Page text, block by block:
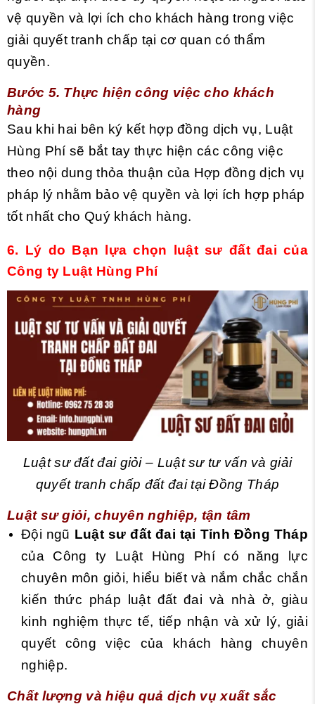
vệ quyền và lợi ích cho khách hàng trong việc
giải quyết tranh chấp tại cơ quan có thẩm
quyền.
Bước 5. Thực hiện công việc cho khách
hàng
Sau khi hai bên ký kết hợp đồng dịch vụ, Luật
Hùng Phí sẽ bắt tay thực hiện các công việc
theo nội dung thỏa thuận của Hợp đồng dịch vụ
pháp lý nhằm bảo vệ quyền và lợi ích hợp pháp
tốt nhất cho Quý khách hàng.
6. Lý do Bạn lựa chọn luật sư đất đai của
Công ty Luật Hùng Phí
Luật sư đất đai giỏi – Luật sư tư vấn và giải
quyết tranh chấp đất đai tại Đồng Tháp
Luật sư giỏi, chuyên nghiệp, tận tâm
Đội ngũ Luật sư đất đai tại Tỉnh Đồng Tháp
của Công ty Luật Hùng Phí có năng lực
chuyên môn giỏi, hiểu biết và nắm chắc chắn
kiến thức pháp luật đất đai và nhà ở, giàu
kinh nghiệm thực tế, tiếp nhận và xử lý, giải
quyết công việc của khách hàng chuyên
nghiệp.
Chất lượng và hiệu quả dịch vụ xuất sắc